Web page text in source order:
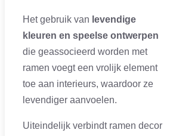
Het gebruik van levendige
kleuren en speelse ontwerpen
die geassocieerd worden met
ramen voegt een vrolijk element
toe aan interieurs, waardoor ze
levendiger aanvoelen.
Uiteindelijk verbindt ramen decor